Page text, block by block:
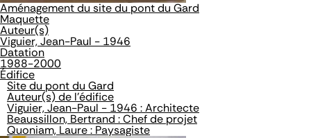
Aménagement du site du pont du Gard
Maquette
Auteur(s)
Viguier, Jean-Paul - 1946
Datation
1988-2000
Édifice
Site du pont du Gard
Auteur(s) de l'édifice
Viguier, Jean-Paul - 1946 : Architecte
Beaussillon, Bertrand : Chef de projet
Quoniam, Laure : Paysagiste